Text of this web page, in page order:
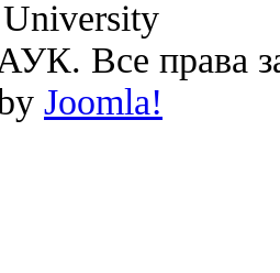
Все права
Joomla!